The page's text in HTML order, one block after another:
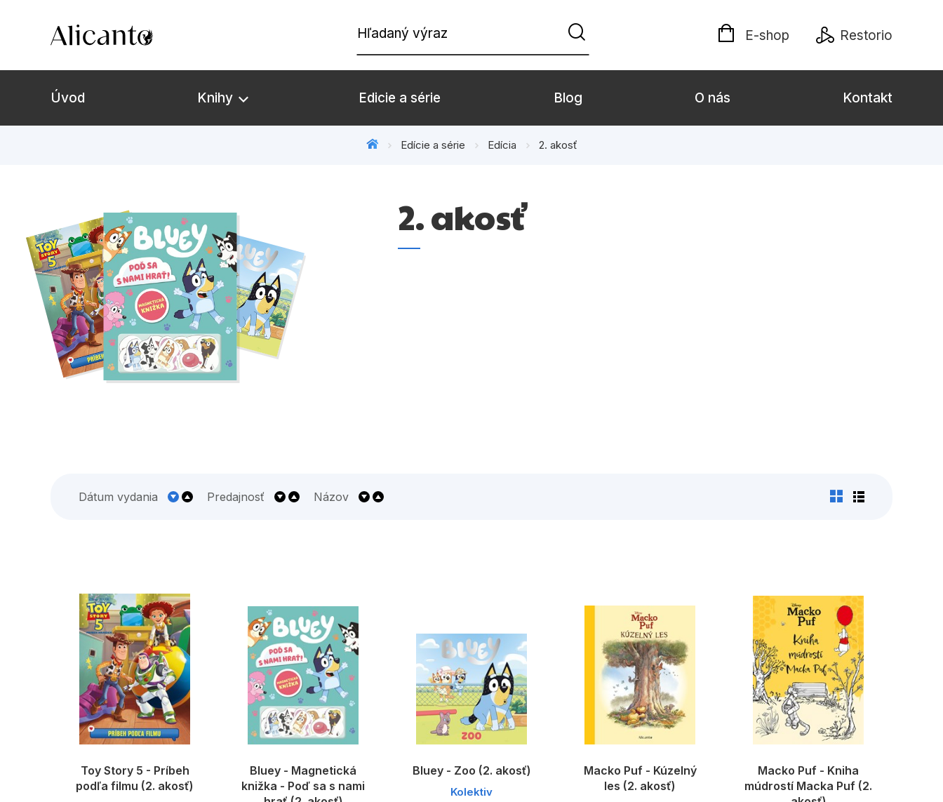
Hľadaný výraz E-shop Restorio
Úvod Knihy
Beletria pre deti Beletria pre dospelých
Počítače
Populárno - náučné pre deti
Edicie a série Blog O nás Kontakt
Edície a série Edícia 2. akosť
2. akosť
Dátum vydania Predajnosť Názov
Toy Story 5 - Príbeh
podľa filmu (2. akosť)
Bluey - Magnetická
knižka - Poď sa s nami
Bluey - Zoo (2. akosť)
Kolektiv
Macko Puf - Kúzelný
les (2. akosť)
Macko Puf - Kniha
múdrostí Macka Puf (2.